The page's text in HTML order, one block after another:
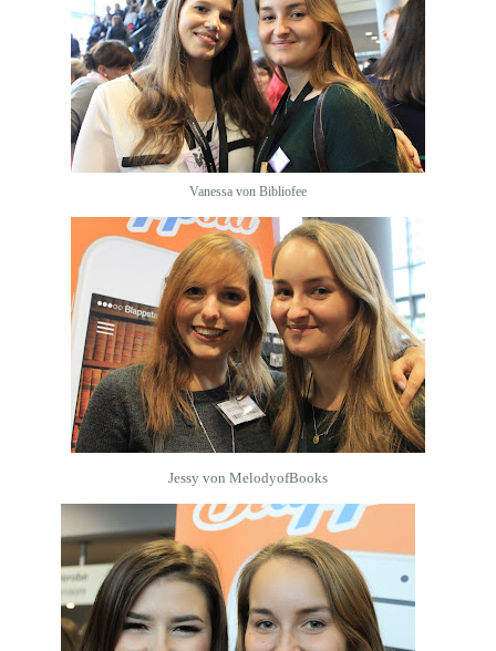
Vanessa von Bibliofee
Jessy von MelodyofBooks